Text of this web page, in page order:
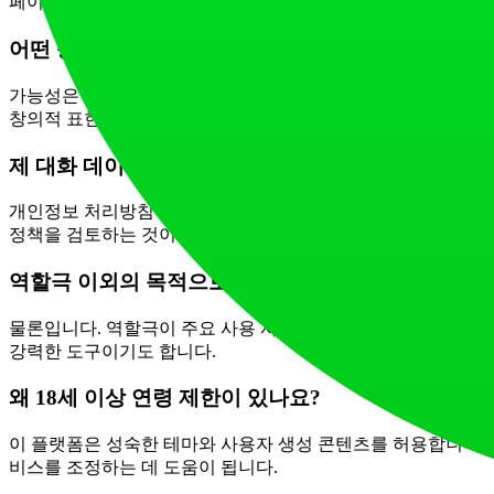
어떤 종류의 캐릭터를 생성하거나 대화할 수 있나요?
가능성은 무궁무진합니다. 판타지 영웅, 공상과학 동반자, 역
창의적 표현을 위해 설계되었습니다.
제 대화 데이터는 비공개인가요?
개인정보 처리방침에 따르면, CharaxAI는 사용자의 데이터와
정책을 검토하는 것이 중요합니다.
역할극 이외의 목적으로 CharaxAI를 사용할 수 있나
물론입니다. 역할극이 주요 사용 사례이지만, 영감을 찾는 작
강력한 도구이기도 합니다.
왜 18세 이상 연령 제한이 있나요?
이 플랫폼은 성숙한 테마와 사용자 생성 콘텐츠를 허용합니다
비스를 조정하는 데 도움이 됩니다.